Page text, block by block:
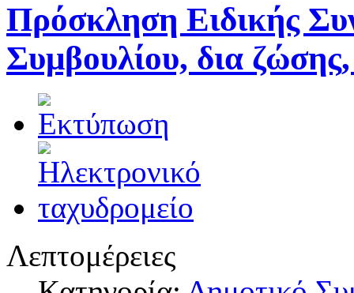
Πρόσκληση Ειδικής
Συμβουλίου, δια
Λεπτομέρειες